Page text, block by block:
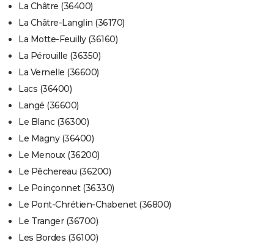
La Châtre (36400)
La Châtre-Langlin (36170)
La Motte-Feuilly (36160)
La Pérouille (36350)
La Vernelle (36600)
Lacs (36400)
Langé (36600)
Le Blanc (36300)
Le Magny (36400)
Le Menoux (36200)
Le Pêchereau (36200)
Le Poinçonnet (36330)
Le Pont-Chrétien-Chabenet (36800)
Le Tranger (36700)
Les Bordes (36100)